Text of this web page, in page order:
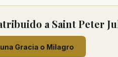
a Saint Peter
Gracia o Milagro